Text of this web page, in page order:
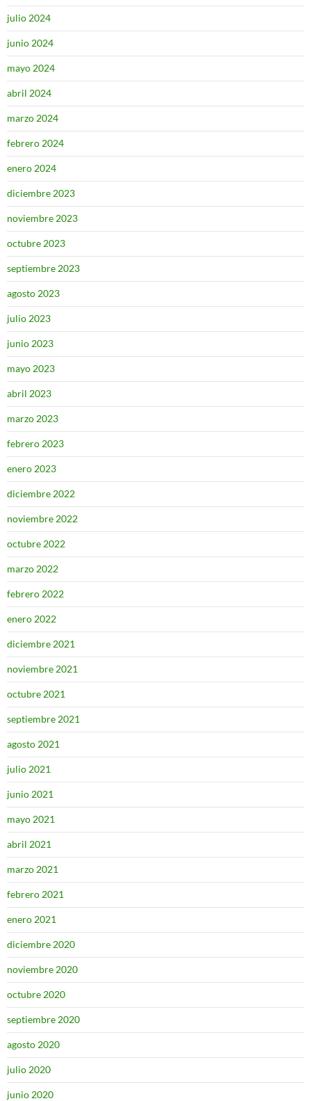
julio 2024
junio 2024
mayo 2024
abril 2024
marzo 2024
febrero 2024
enero 2024
diciembre 2023
noviembre 2023
octubre 2023
septiembre 2023
agosto 2023
julio 2023
junio 2023
mayo 2023
abril 2023
marzo 2023
febrero 2023
enero 2023
diciembre 2022
noviembre 2022
octubre 2022
marzo 2022
febrero 2022
enero 2022
diciembre 2021
noviembre 2021
octubre 2021
septiembre 2021
agosto 2021
julio 2021
junio 2021
mayo 2021
abril 2021
marzo 2021
febrero 2021
enero 2021
diciembre 2020
noviembre 2020
octubre 2020
septiembre 2020
agosto 2020
julio 2020
junio 2020